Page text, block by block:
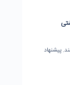
پیشنهاد